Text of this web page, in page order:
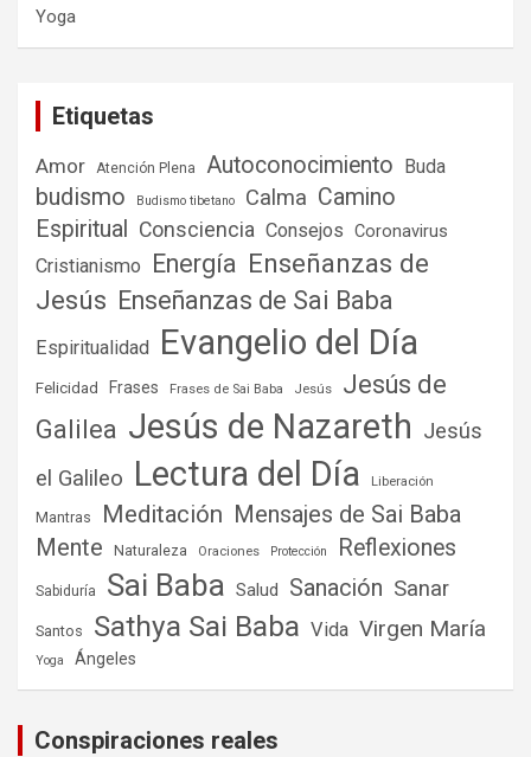
Yoga
Etiquetas
Amor Atención Plena Autoconocimiento Buda
budismo Budismo tibetano Calma Camino
Espiritual
Consciencia Consejos Coronavirus
Cristianismo Energía Enseñanzas de
Jesús Enseñanzas de Sai Baba
Espiritualidad Evangelio del Día
Felicidad Frases Frases de Sai Baba Jesús
Jesús de
Galilea Jesús de Nazareth Jesús
el Galileo Lectura del Día Liberación
Mantras Meditación Mensajes de Sai Baba
Mente
Naturaleza Oraciones Protección Reflexiones
Sabiduría Sai Baba Salud Sanación Sanar
Santos Sathya Sai Baba Vida Virgen María
Yoga Ángeles
Conspiraciones reales